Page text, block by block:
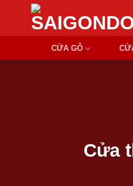
Chuyển
nội
CỬA GỖ
Cửa